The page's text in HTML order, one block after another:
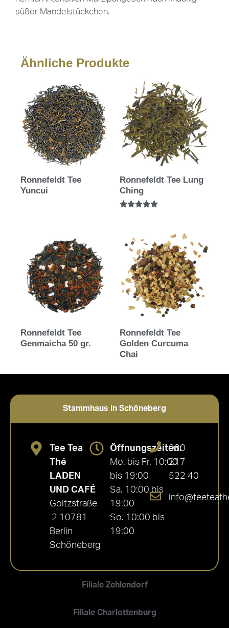
süßer Mandelstückchen.
Ähnliche Produkte
Ronnefeldt Tee
Yuncui
Ronnefeldt Tee Lung
Ching
Ronnefeldt Tee
Genmaicha 50 gr.
Ronnefeldt Tee
Golden Curcuma
Chai
Stammhaus in Schöneberg
Filiale Zehlendorf
Filiale Charlottenburg
Tee Tea
Thé
LADEN
UND CAFÉ
Goltzstraße
2 10781
Berlin
Schöneberg
Öffnungszeiten:
Mo. bis Fr. 10:00
bis 19:00
Sa. 10:00 bis
19:00
So. 10:00 bis
19:00
030
217
522 40